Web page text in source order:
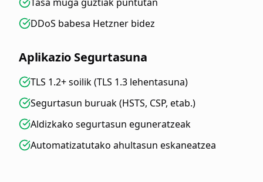
DDoS babesa Hetzner bidez
Aplikazio Segurtasuna
TLS 1.2+ soilik (TLS 1.3 lehentasuna)
Segurtasun buruak (HSTS, CSP, etab.)
Aldizkako segurtasun eguneratzeak
Automatizatutako ahultasun eskaneatzea